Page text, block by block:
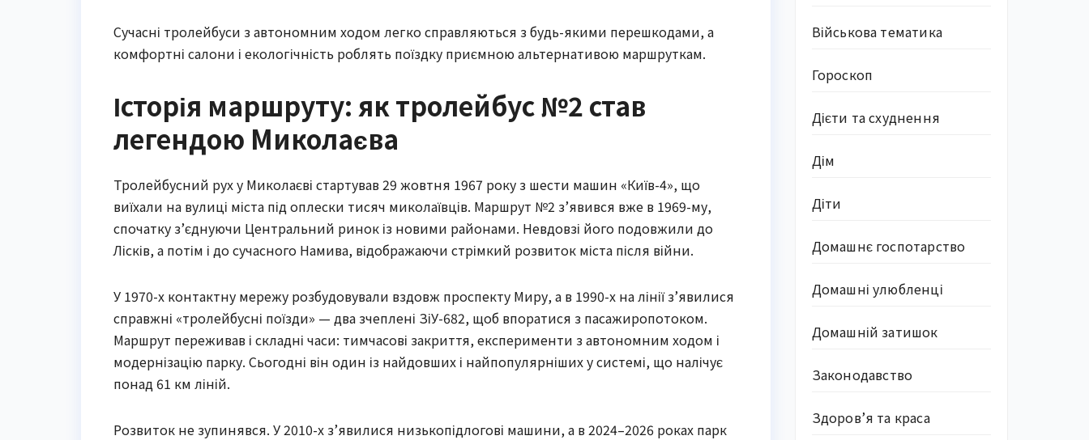
Сучасні тролейбуси з автономним ходом легко справляються з будь-якими перешкодами, а
комфортні салони і екологічність роблять поїздку приємною альтернативою маршруткам.
Історія маршруту: як тролейбус №2 став
легендою Миколаєва
Тролейбусний рух у Миколаєві стартував 29 жовтня 1967 року з шести машин «Київ-4», що
виїхали на вулиці міста під оплески тисяч миколаївців. Маршрут №2 з’явився вже в 1969-му,
спочатку з’єднуючи Центральний ринок із новими районами. Невдовзі його подовжили до
Лісків, а потім і до сучасного Намива, відображаючи стрімкий розвиток міста після війни.
У 1970-х контактну мережу розбудовували вздовж проспекту Миру, а в 1990-х на лінії з’явилися
справжні «тролейбусні поїзди» — два зчеплені ЗіУ-682, щоб впоратися з пасажиропотоком.
Маршрут переживав і складні часи: тимчасові закриття, експерименти з автономним ходом і
модернізацію парку. Сьогодні він один із найдовших і найпопулярніших у системі, що налічує
понад 61 км ліній.
Розвиток не зупинявся. У 2010-х з’явилися низькопідлогові машини, а в 2024–2026 роках парк
Військова тематика
Гороскоп
Дієти та схуднення
Дім
Діти
Домашнє госпотарство
Домашні улюбленці
Домашній затишок
Законодавство
Здоров’я та краса